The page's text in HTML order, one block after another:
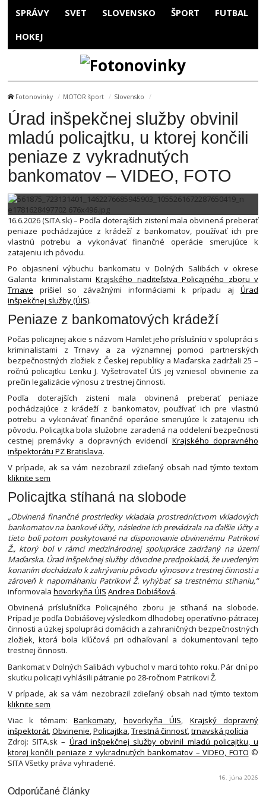
SPRÁVY SVET SLOVENSKO ŠPORT FUTBAL
HOKEJ
Fotonovinky MOTOR šport Slovensko
Úrad inšpekčnej služby obvinil
mladú policajtku, u ktorej končili
peniaze z vykradnutých
bankomatov – VIDEO, FOTO
16.6.2026 (SITA.sk) – Podľa doterajších zistení mala obvinená preberať
peniaze pochádzajúce z krádeží z bankomatov, používať ich pre
vlastnú potrebu a vykonávať finančné operácie smerujúce k
zatajeniu ich pôvodu.
Po objasnení výbuchu bankomatu v Dolných Salibách v okrese
Galanta kriminalistami Krajského riaditeľstva Policajného zboru v
Trnave prišiel so závažnými informáciami k prípadu aj Úrad
inšpekčnej služby (ÚIS).
Peniaze z bankomatových krádeží
Počas policajnej akcie s názvom Hamlet jeho príslušníci v spolupráci s
kriminalistami z Trnavy a za významnej pomoci partnerských
bezpečnostných zložiek z Českej republiky a Maďarska zadržali 25 –
ročnú policajtku Lenku J. Vyšetrovateľ ÚIS jej vzniesol obvinenie za
prečin legalizácie výnosu z trestnej činnosti.
Podľa doterajších zistení mala obvinená preberať peniaze
pochádzajúce z krádeží z bankomatov, používať ich pre vlastnú
potrebu a vykonávať finančné operácie smerujúce k zatajeniu ich
pôvodu. Policajtka bola služobne zaradená na oddelení bezpečnosti
cestnej premávky a dopravných evidencií Krajského dopravného
inšpektorátu PZ Bratislava.
V prípade, ak sa vám nezobrazil zdieľaný obsah nad týmto textom
kliknite sem
Policajtka stíhaná na slobode
„Obvinená finančné prostriedky vkladala prostredníctvom vkladových
bankomatov na bankové účty, následne ich prevádzala na ďalšie účty a
tieto boli potom poskytované na disponovanie obvinenému Patrikovi
Ž., ktorý bol v rámci medzinárodnej spolupráce zadržaný na území
Maďarska. Úrad inšpekčnej služby dôvodne predpokladá, že uvedeným
konaním dochádzalo k zakrývaniu pôvodu výnosov z trestnej činnosti a
zároveň k napomáhaniu Patrikovi Ž. vyhýbať sa trestnému stíhaniu,“
informovala hovorkyňa ÚIS Andrea Dobiášová.
Obvinená príslušníčka Policajného zboru je stíhaná na slobode.
Prípad je podľa Dobiášovej výsledkom dlhodobej operatívno-pátracej
činnosti a úzkej spolupráci domácich a zahraničných bezpečnostných
zložiek, ktorá bola kľúčová pri odhaľovaní a dokumentovaní tejto
trestnej činnosti.
Bankomat v Dolných Salibách vybuchol v marci tohto roku. Pár dní po
skutku policajti vyhlásili pátranie po 28-ročnom Patrikovi Ž.
V prípade, ak sa vám nezobrazil zdieľaný obsah nad týmto textom
kliknite sem
Viac k témam:Bankomaty, hovorkyňa ÚIS, Krajský dopravný
inšpektorát,Obvinenie,Policajtka,Trestná činnosť,trnavská polícia
Zdroj: SITA.sk – Úrad inšpekčnej služby obvinil mladú policajtku, u
ktorej končili peniaze z vykradnutých bankomatov – VIDEO, FOTO ©
SITA Všetky práva vyhradené.
16. júna 2026
Odporúčané články